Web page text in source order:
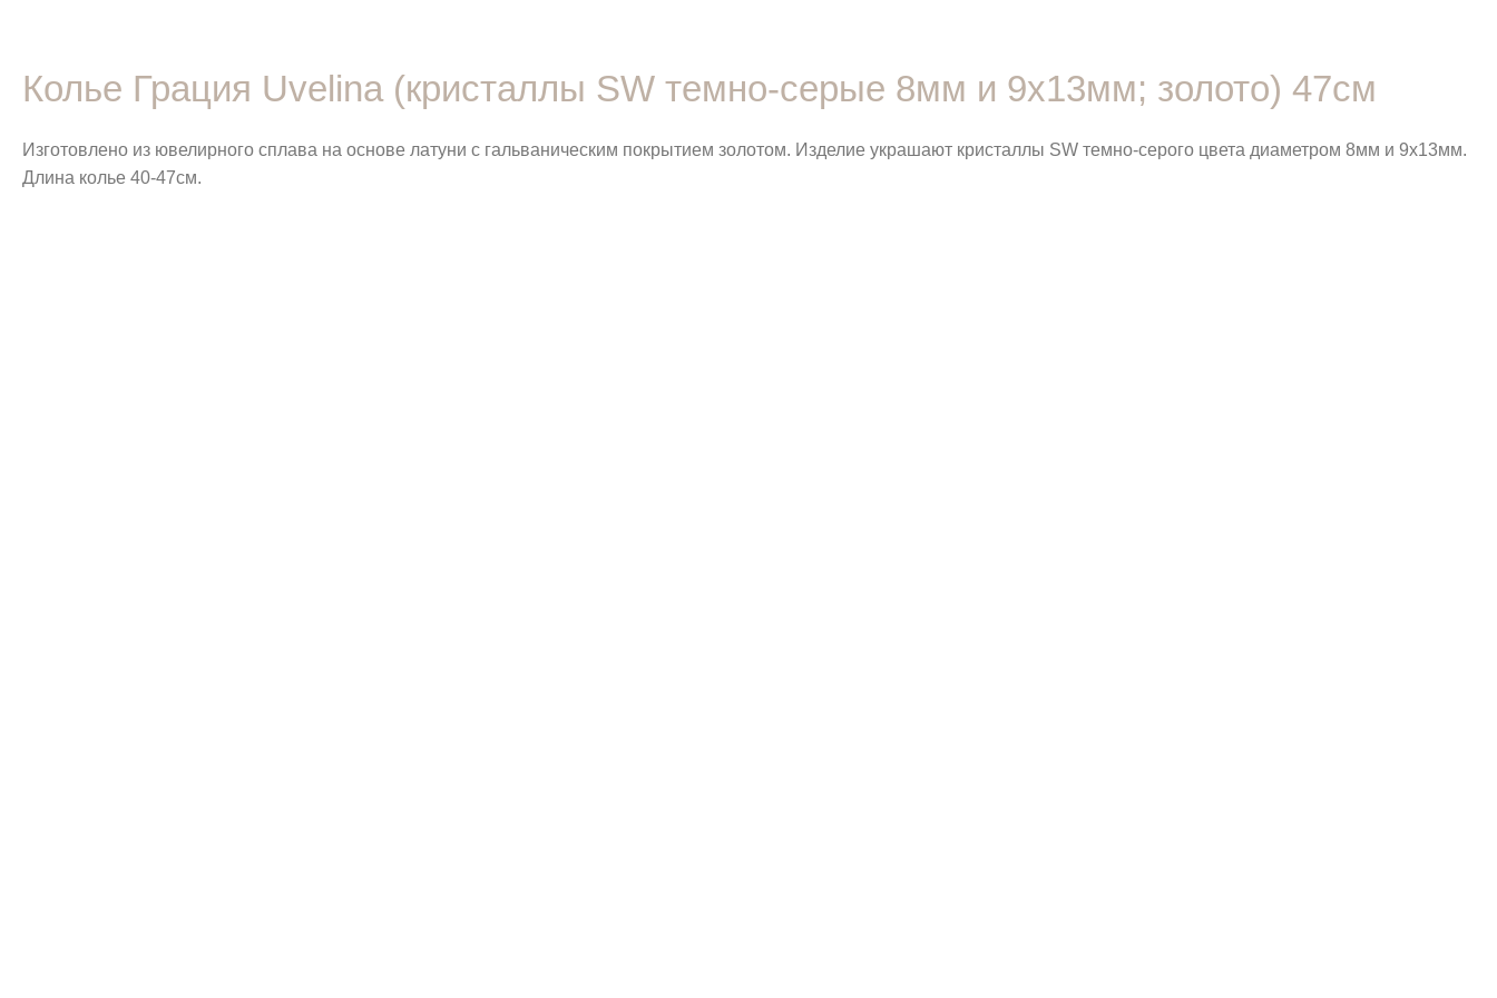
Колье Грация Uvelina (кристаллы SW темно-серые 8мм и 9х13мм; золото) 47см
Изготовлено из ювелирного сплава на основе латуни с гальваническим покрытием золотом. Изделие украшают кристаллы SW темно-серого цвета диаметром 8мм и 9х13мм.
Длина колье 40-47см.